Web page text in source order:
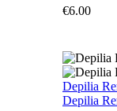
€6.00
Depilia
Depilia